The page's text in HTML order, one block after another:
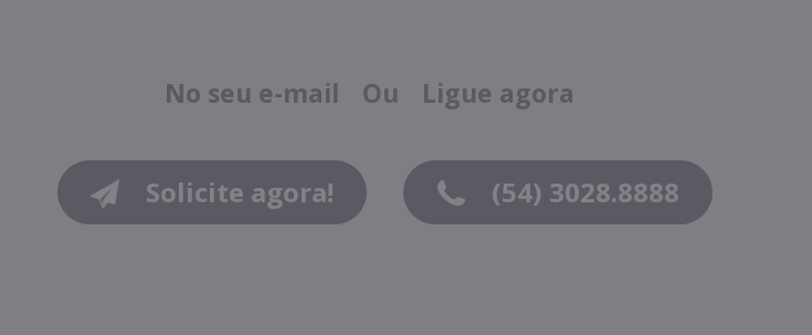
No seu e-mail Ou Ligue agora
Solicite agora! (54) 3028.8888